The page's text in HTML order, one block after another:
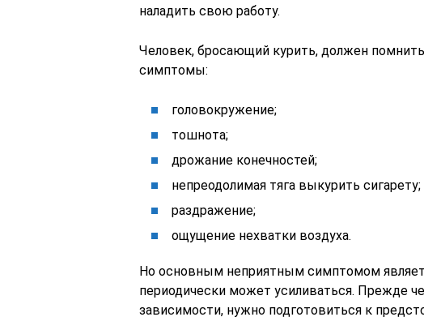
наладить свою работу.
Человек, бросающий курить, должен
симптомы:
головокружение;
тошнота;
дрожание конечностей;
непреодолимая тяга выкурить сигарету;
раздражение;
ощущение нехватки воздуха.
Но основным неприятным симптомом
периодически может усиливаться. Прежде
зависимости, нужно подготовиться к